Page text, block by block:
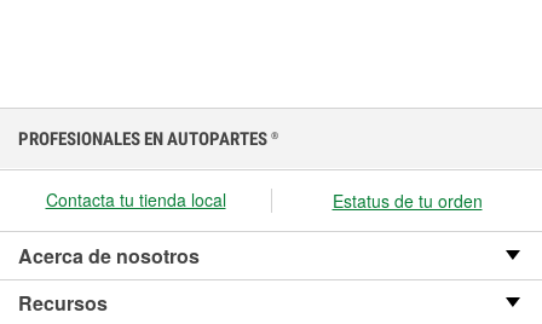
PROFESIONALES EN AUTOPARTES ®
Contacta tu tienda local Estatus de tu orden
Acerca de nosotros
Recursos